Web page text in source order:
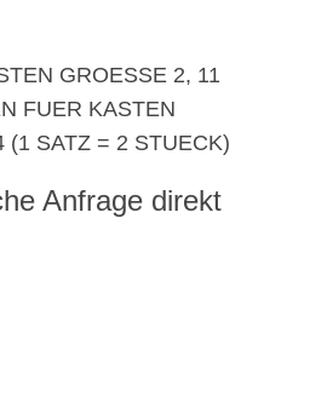
GROESSE 2, 11
FUER KASTEN
(1 SATZ = 2 STUECK)
Anfrage direkt